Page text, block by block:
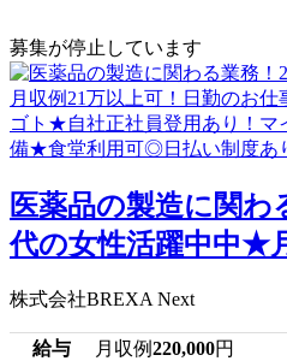
募集が停止しています
医薬品の製造に関わ
代の女性活躍中中★
株式会社BREXA Next
給与 月収例220,000円